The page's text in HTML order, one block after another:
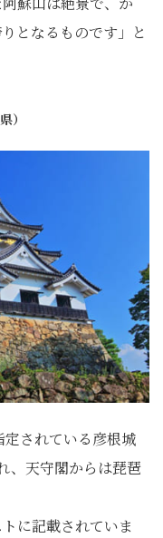
となるものです」と
）
されている彦根城
、天守閣からは琵琶
に記載されていま